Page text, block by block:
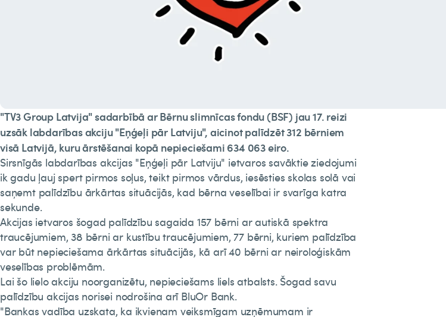
"TV3 Group Latvija" sadarbībā ar Bērnu slimnīcas fondu (BSF) jau 17. reizi
uzsāk labdarības akciju "Eņģeļi pār Latviju", aicinot palīdzēt 312 bērniem
visā Latvijā, kuru ārstēšanai kopā nepieciešami 634 063 eiro.
Sirsnīgās labdarības akcijas "Eņģeļi pār Latviju" ietvaros savāktie ziedojumi
ik gadu ļauj spert pirmos soļus, teikt pirmos vārdus, iesēsties skolas solā vai
saņemt palīdzību ārkārtas situācijās, kad bērna veselībai ir svarīga katra
sekunde.
Akcijas ietvaros šogad palīdzību sagaida 157 bērni ar autiskā spektra
traucējumiem, 38 bērni ar kustību traucējumiem, 77 bērni, kuriem palīdzība
var būt nepieciešama ārkārtas situācijās, kā arī 40 bērni ar neiroloģiskām
veselības problēmām.
Lai šo lielo akciju noorganizētu, nepieciešams liels atbalsts. Šogad savu
palīdzību akcijas norisei nodrošina arī BluOr Bank.
"Bankas vadība uzskata, ka ikvienam veiksmīgam uzņēmumam ir